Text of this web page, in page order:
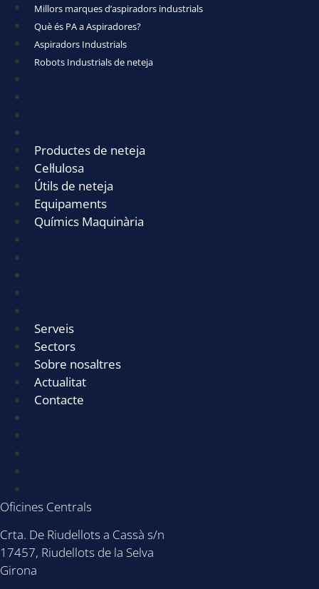
Millors marques d’aspiradors industrials
Què és PA a Aspiradores?
Aspiradors Industrials
Robots Industrials de neteja
Productes de neteja
Cel·lulosa
Útils de neteja
Equipaments
Químics Maquinària
Serveis
Sectors
Sobre nosaltres
Actualitat
Contacte
Oficines Centrals
Crta. De Riudellots a Cassà s/n
17457, Riudellots de la Selva
Girona